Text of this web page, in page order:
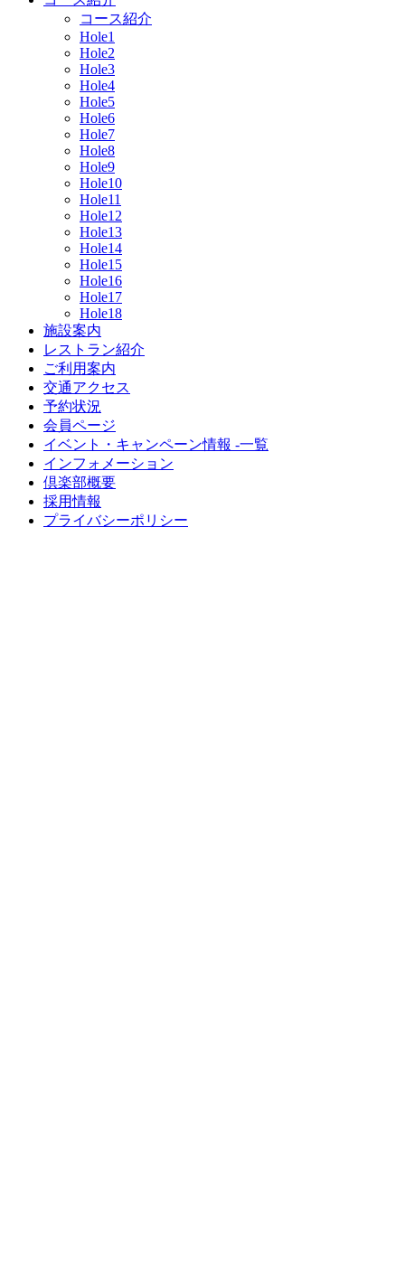
コース紹介
Hole1
Hole2
Hole3
Hole4
Hole5
Hole6
Hole7
Hole8
Hole9
Hole10
Hole11
Hole12
Hole13
Hole14
Hole15
Hole16
Hole17
Hole18
施設案内
レストラン紹介
ご利用案内
交通アクセス
予約状況
会員ページ
イベント・キャンペーン情報 -一覧
インフォメーション
倶楽部概要
採用情報
プライバシーポリシー